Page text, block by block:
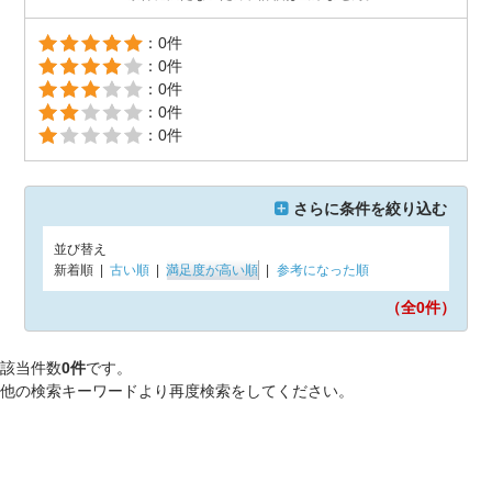
：0件
：0件
：0件
：0件
：0件
さらに条件を絞り込む
並び替え
新着順
古い順 満足度が高い順 参考になった順
（全0件）
該当件数0件です。
他の検索キーワードより再度検索をしてください。